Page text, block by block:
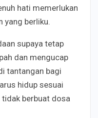
hati memerlukan
yang berliku.
supaya tetap
dan mengucap
tantangan bagi
hidup sesuai
tidak berbuat dosa